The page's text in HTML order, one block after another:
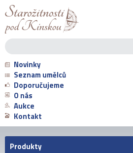
Novinky
Seznam umělců
Doporučujeme
O nás
Aukce
Kontakt
Produkty